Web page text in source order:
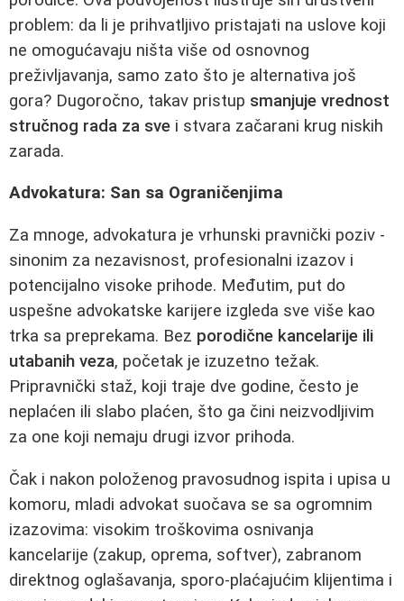
problem: da li je prihvatljivo pristajati na uslove koji
ne omogućavaju ništa više od osnovnog
preživljavanja, samo zato što je alternativa još
gora? Dugoročno, takav pristup smanjuje vrednost
stručnog rada za sve i stvara začarani krug niskih
zarada.
Advokatura: San sa Ograničenjima
Za mnoge, advokatura je vrhunski pravnički poziv -
sinonim za nezavisnost, profesionalni izazov i
potencijalno visoke prihode. Međutim, put do
uspešne advokatske karijere izgleda sve više kao
trka sa preprekama. Bez porodične kancelarije ili
utabanih veza, početak je izuzetno težak.
Pripravnički staž, koji traje dve godine, često je
neplaćen ili slabo plaćen, što ga čini neizvodljivim
za one koji nemaju drugi izvor prihoda.
Čak i nakon položenog pravosudnog ispita i upisa u
komoru, mladi advokat suočava se sa ogromnim
izazovima: visokim troškovima osnivanja
kancelarije (zakup, oprema, softver), zabranom
direktnog oglašavanja, sporo-plaćajućim klijentima i